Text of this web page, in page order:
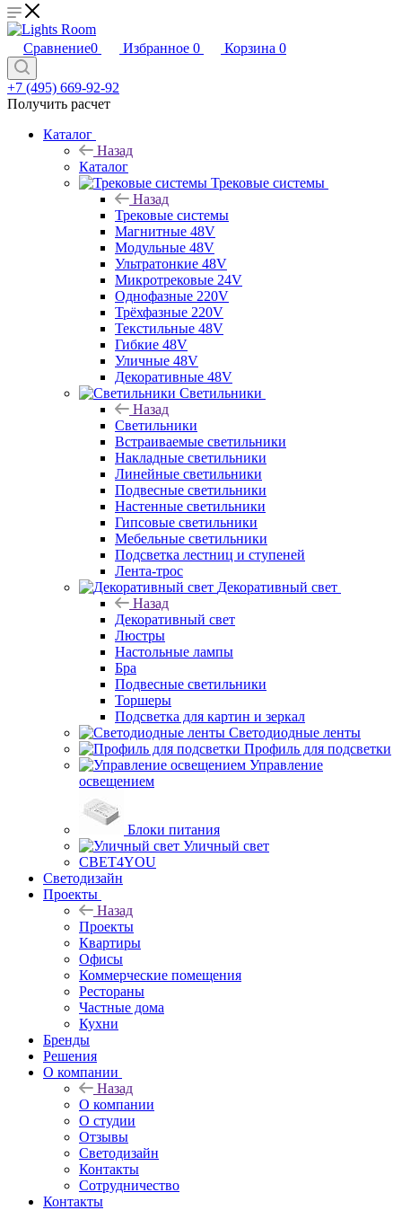
Сравнение0 Избранное 0 Корзина 0
+7 (495) 669-92-92
Получить расчет
Каталог
Назад
Каталог
Трековые системы
Назад
Трековые системы
Магнитные 48V
Модульные 48V
Ультратонкие 48V
Микротрековые 24V
Однофазные 220V
Трёхфазные 220V
Текстильные 48V
Гибкие 48V
Уличные 48V
Декоративные 48V
Светильники
Назад
Светильники
Встраиваемые светильники
Накладные светильники
Линейные светильники
Подвесные светильники
Настенные светильники
Гипсовые светильники
Мебельные светильники
Подсветка лестниц и ступеней
Лента-трос
Декоративный свет
Назад
Декоративный свет
Люстры
Настольные лампы
Бра
Подвесные светильники
Торшеры
Подсветка для картин и зеркал
Светодиодные ленты
Профиль для подсветки
Управление
освещением
Блоки питания
Уличный свет
СВЕТ4YOU
Светодизайн
Проекты
Назад
Проекты
Квартиры
Офисы
Коммерческие помещения
Рестораны
Частные дома
Кухни
Бренды
Решения
О компании
Назад
О компании
О студии
Отзывы
Светодизайн
Контакты
Сотрудничество
Контакты